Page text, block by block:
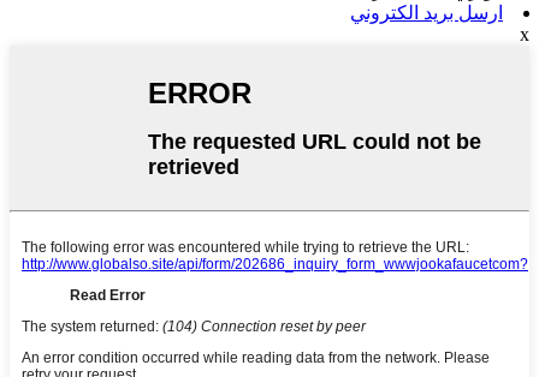
ارسل بريد الكتروني
x